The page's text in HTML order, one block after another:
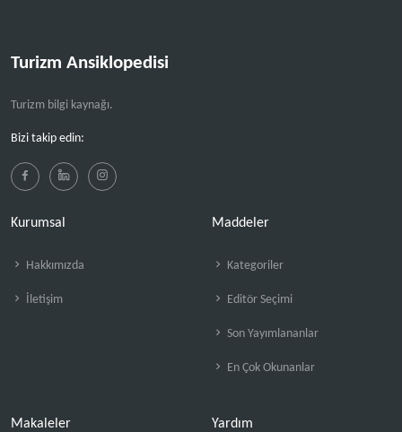
Turizm Ansiklopedisi
Turizm bilgi kaynağı.
Bizi takip edin:
Kurumsal
Hakkımızda
İletişim
Maddeler
Kategoriler
Editör Seçimi
Son Yayımlananlar
En Çok Okunanlar
Makaleler Yardım